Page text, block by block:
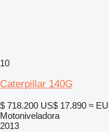
10
Caterpillar 140G
$ 718.200 US$ 17.890 ≈
Motoniveladora
2013